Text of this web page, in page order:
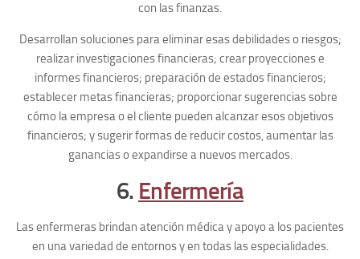
con las finanzas.
Desarrollan soluciones para eliminar esas debilidades o riesgos;
realizar investigaciones financieras; crear proyecciones e
informes financieros; preparación de estados financieros;
establecer metas financieras; proporcionar sugerencias sobre
cómo la empresa o el cliente pueden alcanzar esos objetivos
financieros; y sugerir formas de reducir costos, aumentar las
ganancias o expandirse a nuevos mercados.
6. Enfermería
Las enfermeras brindan atención médica y apoyo a los pacientes
en una variedad de entornos y en todas las especialidades.